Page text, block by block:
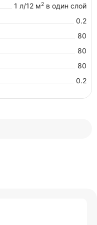
1 л/12 м2 в один слой
0.2
80
80
80
0.2